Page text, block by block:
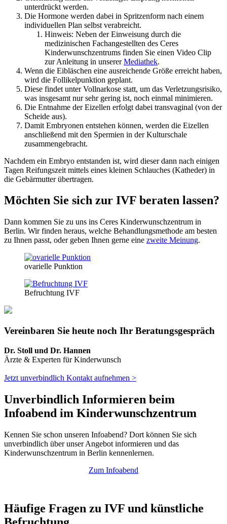
unterdrückt werden.
Die Hormone werden dabei in Spritzenform nach einem
individuellen Plan selbst verabreicht.
Hinweis: Neben der Einweisung durch die
medizinischen Fachangestellten des Ceres
Kinderwunschzentrums finden Sie einen Video Clip
zur Anleitung in unsererMediathek.
Wenn die Eibläschen eine ausreichende Größe erreicht haben,
wird die Follikelpunktion geplant.
Diese findet unter Vollnarkose statt, um das Verletzungsrisiko,
was insgesamt nur sehr gering ist, noch einmal minimieren.
Die Entnahme der Eizellen erfolgt dabei transvaginal (von der
Scheide aus).
Damit Embryonen entstehen können, werden die Eizellen
anschließend mit den Spermien in der Kulturschale
zusammengebracht.
Nachdem ein Embryo entstanden ist, wird dieser dann nach einigen
Tagen Reifungszeit mittels eines kleinen Schlauches (Katheder) in
die Gebärmutter übertragen.
Möchten Sie sich zur IVF beraten lassen?
Dann kommen Sie zu uns ins Ceres Kinderwunschzentrum in
Berlin. Wir finden heraus, welche Behandlungsmethode am besten
zu Ihnen passt, oder geben Ihnen gerne eine zweite Meinung.
ovarielle Punktion
Befruchtung IVF
Vereinbaren Sie heute noch Ihr Beratungsgespräch
Dr. Stoll und Dr. Hannen
Ärzte & Experten für Kinderwunsch
Jetzt unverbindlich Kontakt aufnehmen >
Unverbindlich Informieren beim
Infoabend im Kinderwunschzentrum
Kennen Sie schon unseren Infoabend? Dort können Sie sich
unverbindlich über unser Angebot informieren und das
Kinderwunschzentrum in Berlin kennenlernen.
Zum Infoabend
Häufige Fragen zu IVF und künstliche